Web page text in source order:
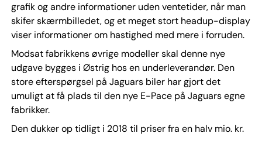
grafik og andre informationer uden ventetider, når man
skifer skærmbilledet, og et meget stort headup-display
viser informationer om hastighed med mere i forruden.
Modsat fabrikkens øvrige modeller skal denne nye
udgave bygges i Østrig hos en underleverandør. Den
store efterspørgsel på Jaguars biler har gjort det
umuligt at få plads til den nye E-Pace på Jaguars egne
fabrikker.
Den dukker op tidligt i 2018 til priser fra en halv mio. kr.